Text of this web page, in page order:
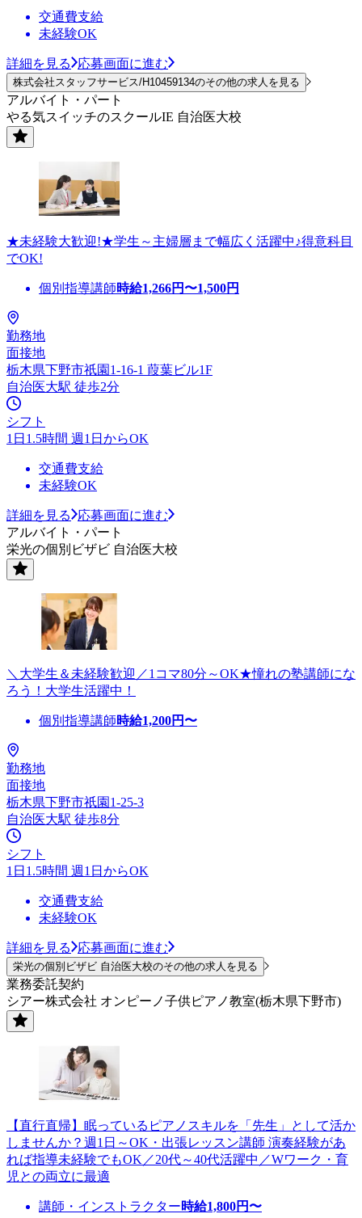
交通費支給
未経験OK
詳細を見る 応募画面に進む
株式会社スタッフサービス/H10459134のその他の求人を見る
アルバイト・パート
やる気スイッチのスクールIE 自治医大校
★未経験大歓迎!★学生～主婦層まで幅広く活躍中♪得意科目
でOK!
個別指導講師時給1,266円〜1,500円
勤務地
面接地
栃木県下野市祇園1-16-1 葭葉ビル1F
自治医大駅 徒歩2分
シフト
1日1.5時間 週1日からOK
交通費支給
未経験OK
詳細を見る
応募画面に進む
アルバイト・パート
栄光の個別ビザビ 自治医大校
＼大学生＆未経験歓迎／1コマ80分～OK★憧れの塾講師にな
ろう！大学生活躍中！
個別指導講師時給1,200円〜
勤務地
面接地
栃木県下野市祇園1-25-3
自治医大駅 徒歩8分
シフト
1日1.5時間 週1日からOK
交通費支給
未経験OK
詳細を見る 応募画面に進む
栄光の個別ビザビ 自治医大校のその他の求人を見る
業務委託契約
シアー株式会社 オンピーノ子供ピアノ教室(栃木県下野市)
【直行直帰】眠っているピアノスキルを「先生」として活か
しませんか？週1日～OK・出張レッスン講師 演奏経験があ
れば指導未経験でもOK／20代～40代活躍中／Wワーク・育
児との両立に最適
講師・インストラクター時給1,800円〜